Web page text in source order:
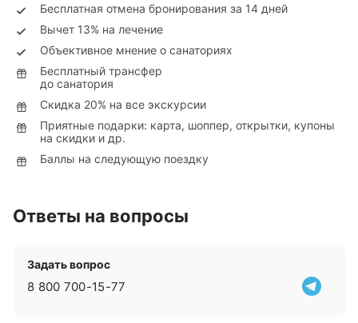
Бесплатная отмена бронирования за 14 дней
Вычет 13% на лечение
Объективное мнение о санаториях
Бесплатный трансфер
до санатория
Скидка 20% на все экскурсии
Приятные подарки: карта, шоппер, открытки, купоны
на скидки и др.
Баллы на следующую поездку
Ответы на вопросы
Задать вопрос
8 800 700-15-77